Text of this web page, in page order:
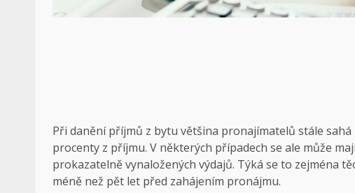
Při danění příjmů z bytu většina pronajímatelů stále
procenty z příjmu. V některých případech se ale může
prokazatelně vynaložených výdajů. Týká se to zejména
méně než pět let před zahájením pronájmu.